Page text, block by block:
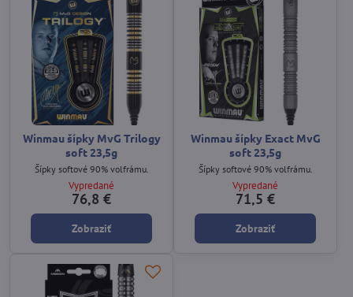
Winmau šípky MvG Trilogy
soft 23,5g
Šípky softové 90% volfrámu.
Vypredané
76,8 €
Zobraziť
Winmau šípky Exact MvG
soft 23,5g
Šípky softové 90% volfrámu.
Vypredané
71,5 €
Zobraziť